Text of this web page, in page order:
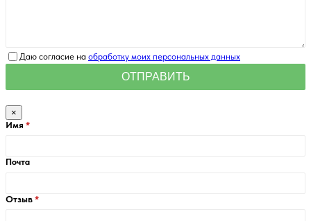
Даю согласие на обработку моих персональных данных
×
Имя
Почта
Отзыв